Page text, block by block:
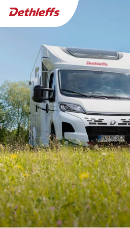
Husvagnar
Husbilar
GLOBEBUS ACTIVE
Integrerad kampanjmodell
Sök efter återförsäljare